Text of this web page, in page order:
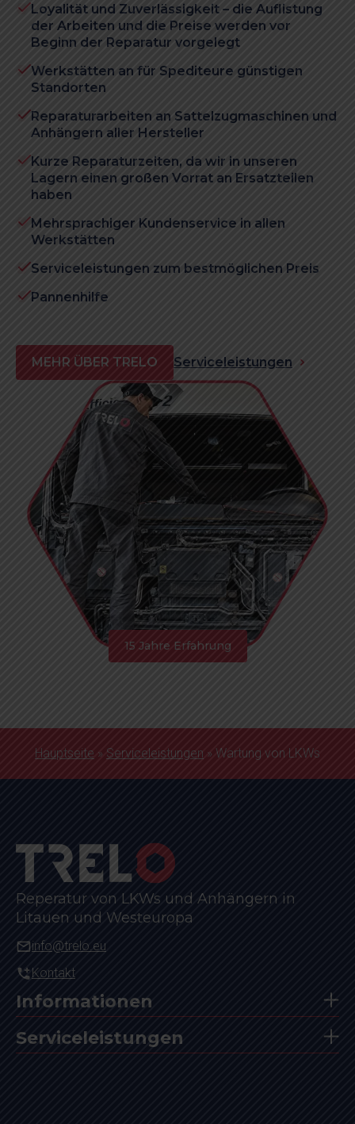
15 Jahre Erfahrung
Loyalität und Zuverlässigkeit – die Auflistung
der Arbeiten und die Preise werden vor
Beginn der Reparatur vorgelegt
Werkstätten an für Spediteure günstigen
Standorten
Reparaturarbeiten an Sattelzugmaschinen und
Anhängern aller Hersteller
Kurze Reparaturzeiten, da wir in unseren
Lagern einen großen Vorrat an Ersatzteilen
haben
Mehrsprachiger Kundenservice in allen
Werkstätten
Serviceleistungen zum bestmöglichen Preis
Pannenhilfe
MEHR ÜBER TRELO Serviceleistungen
Hauptseite » Serviceleistungen » Wartung von LKWs
Reperatur von LKWs und Anhängern in
Litauen und Westeuropa
info@trelo.eu
Kontakt
Informationen
Serviceleistungen